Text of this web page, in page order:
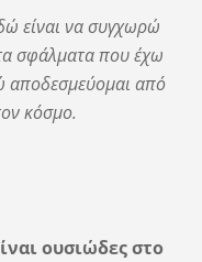
είναι να συγχωρώ
σφάλματα που έχω
αποδεσμεύομαι από
κόσμο.
ουσιώδες στο